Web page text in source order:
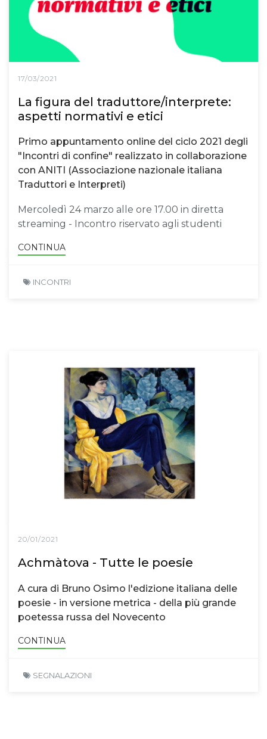
17/03/2021
La figura del traduttore/interprete:
aspetti normativi e etici
Primo appuntamento online del ciclo 2021 degli
"Incontri di confine" realizzato in collaborazione
con ANITI (Associazione nazionale italiana
Traduttori e Interpreti)
Mercoledì 24 marzo alle ore 17.00 in diretta
streaming - Incontro riservato agli studenti
CONTINUA
INCONTRI
20/01/2021
Achmàtova - Tutte le poesie
A cura di Bruno Osimo l'edizione italiana delle
poesie - in versione metrica - della più grande
poetessa russa del Novecento
CONTINUA
SEGNALAZIONI